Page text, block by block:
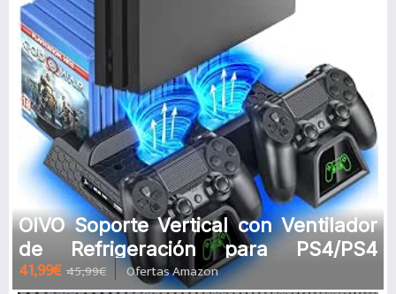
OIVO Soporte Vertical con Ventilador
de Refrigeración para PS4/PS4
Pro/PS4 Slim, Estación de Carga
41,99€ 45,99€ Ofertas Amazon